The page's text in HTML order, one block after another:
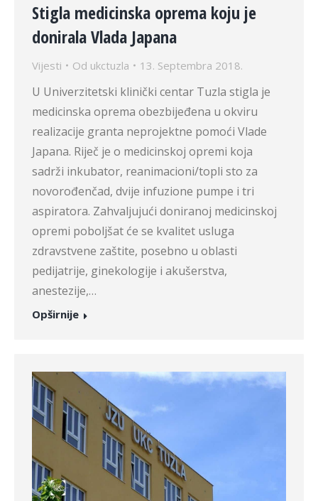
Stigla medicinska oprema koju je
donirala Vlada Japana
Vijesti Od ukctuzla 13. Septembra 2018.
U Univerzitetski klinički centar Tuzla stigla je
medicinska oprema obezbijeđena u okviru
realizacije granta neprojektne pomoći Vlade
Japana. Riječ je o medicinskoj opremi koja
sadrži inkubator, reanimacioni/topli sto za
novorođenčad, dvije infuzione pumpe i tri
aspiratora. Zahvaljujući doniranoj medicinskoj
opremi poboljšat će se kvalitet usluga
zdravstvene zaštite, posebno u oblasti
pedijatrije, ginekologije i akušerstva,
anestezije,…
Opširnije